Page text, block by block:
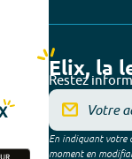
Elix, la
Restez
En indiquant votre
moment en